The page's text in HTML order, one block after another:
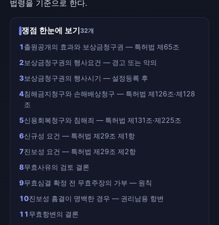
법령을 기준으로 한다.
쟁점 한눈에 보기32개
1출원공개의 효과와 보상금청구권 — 특허법 제65조
2보상금청구권의 행사요건 — 경고 또는 악의
3보상금청구권의 행사시기 — 설정등록 후
4침해금지청구와 손해배상청구 — 특허법 제126조·제128
조
5신용회복청구와 침해죄 — 특허법 제131조·제225조
6신규성 요건 — 특허법 제29조 제1항
7진보성 요건 — 특허법 제29조 제2항
8무효사유의 검토 결론
9무효심결 확정 전 무효주장의 가부 — 원칙
10진보성 흠결이 명백한 경우 — 권리남용 항변
11무효항변의 결론